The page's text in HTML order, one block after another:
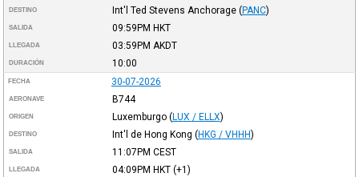
DESTINO Int'l Ted Stevens Anchorage (PANC)
SALIDA 09:59PM HKT
LLEGADA 03:59PM AKDT
DURACIÓN 10:00
FECHA 30-07-2026
AERONAVE B744
ORIGEN Luxemburgo (LUX / ELLX)
DESTINO Int'l de Hong Kong (HKG / VHHH)
SALIDA 11:07PM CEST
LLEGADA 04:09PM HKT(+1)